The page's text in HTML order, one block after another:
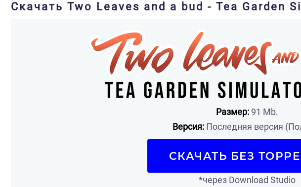
Скачать Two Leaves and a bud - Tea Garden
Размер: 91 Mb.
Версия:Последняя версия
СКАЧАТЬ БЕЗ
*через Download Studio